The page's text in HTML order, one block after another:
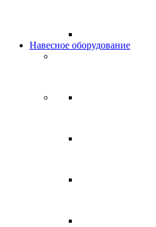
Навесное оборудование